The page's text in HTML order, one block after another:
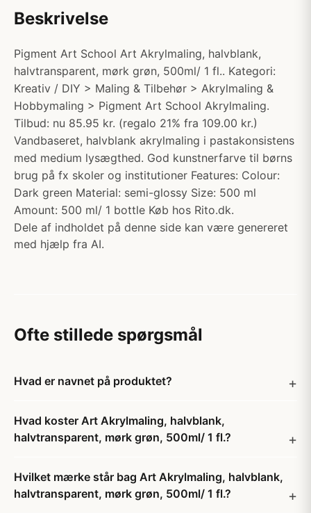
Beskrivelse
Pigment Art School Art Akrylmaling, halvblank,
halvtransparent, mørk grøn, 500ml/ 1 fl.. Kategori:
Kreativ / DIY > Maling & Tilbehør > Akrylmaling &
Hobbymaling > Pigment Art School Akrylmaling.
Tilbud: nu 85.95 kr. (regalo 21% fra 109.00 kr.)
Vandbaseret, halvblank akrylmaling i pastakonsistens
med medium lysægthed. God kunstnerfarve til børns
brug på fx skoler og institutioner Features: Colour:
Dark green Material: semi-glossy Size: 500 ml
Amount: 500 ml/ 1 bottle Køb hos Rito.dk.
Dele af indholdet på denne side kan være genereret
med hjælp fra AI.
Ofte stillede spørgsmål
Hvad er navnet på produktet?
Hvad koster Art Akrylmaling, halvblank,
halvtransparent, mørk grøn, 500ml/ 1 fl.?
Hvilket mærke står bag Art Akrylmaling, halvblank,
halvtransparent, mørk grøn, 500ml/ 1 fl.?